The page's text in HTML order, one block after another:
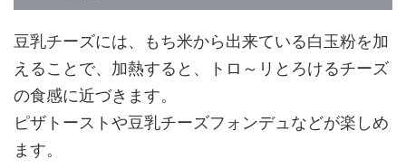
豆乳チーズには、もち米から出来ている白玉粉を加
えることで、加熱すると、トロ～リとろけるチーズ
の食感に近づきます。
ピザトーストや豆乳チーズフォンデュなどが楽しめ
ます。